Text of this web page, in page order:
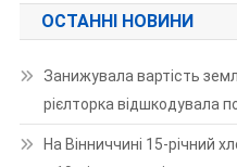
ОСТАННІ НОВИНИ
Занижувала вартість
рієлторка відшкодувала
На Вінниччині 15-річний